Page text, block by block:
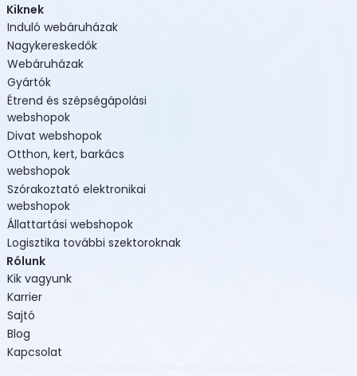
Kiknek
Induló webáruházak
Nagykereskedők
Webáruházak
Gyártók
Étrend és szépségápolási
webshopok
Divat webshopok
Otthon, kert, barkács
webshopok
Szórakoztató elektronikai
webshopok
Állattartási webshopok
Logisztika további szektoroknak
Rólunk
Kik vagyunk
Karrier
Sajtó
Blog
Kapcsolat